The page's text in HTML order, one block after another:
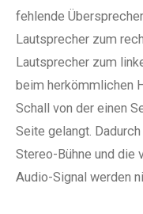
fehlende
Lautsprecher zum
Lautsprecher zum
beim herkömmlichen
Schall von der einen
Seite gelangt.
Stereo-Bühne und die
Audio-Signal werden